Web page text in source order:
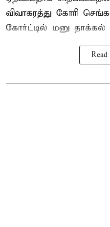
விவாகரத்து கோரி
கோர்ட்டில் மனு தாக்கல்